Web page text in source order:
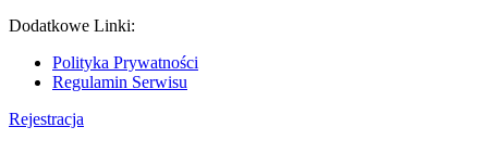
Dodatkowe Linki:
Polityka Prywatności
Regulamin Serwisu
Rejestracja